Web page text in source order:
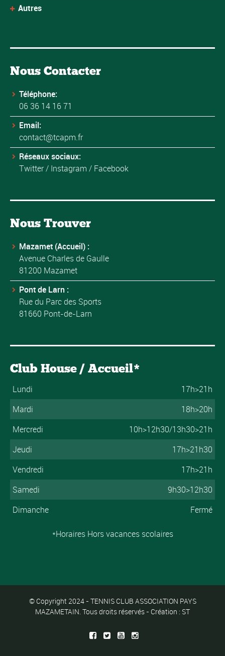
Autres
Nous Contacter
Téléphone:
06 36 14 16 71
Email:
contact@tcapm.fr
Réseaux sociaux:
Twitter/ Instagram / Facebook
Nous Trouver
Mazamet (Accueil) :
Avenue Charles de Gaulle
81200 Mazamet
Pont de Larn :
Rue du Parc des Sports
81660 Pont-de-Larn
Club House / Accueil*
Lundi
17h>21h
Mardi
18h>20h
Mercredi
10h>12h30/13h30>21h
Jeudi
17h>21h30
Vendredi
17h>21h
Samedi
9h30>12h30
Dimanche
Fermé
*Horaires Hors vacances scolaires
© Copyright 2024 - TENNIS CLUB ASSOCIATION PAYS
MAZAMETAIN. Tous droits réservés - Création : ST